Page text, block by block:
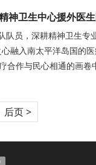
神卫生中心援外医
员，深耕精神卫生专
融入南太平洋岛国的
作与民心相通的画卷
后页 >